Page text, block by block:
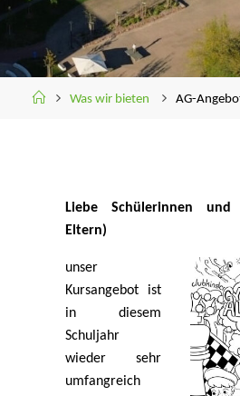
HomeWas wir bieten AG-
Liebe Schülerinnen und
Eltern)
unser
Kursangebot ist
in diesem
Schuljahr
wieder sehr
umfangreich